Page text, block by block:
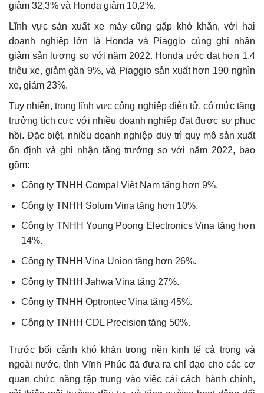
giảm 32,3% và Honda giảm 10,2%.
Lĩnh vực sản xuất xe máy cũng gặp khó khăn, với hai
doanh nghiệp lớn là Honda và Piaggio cùng ghi nhận
giảm sản lượng so với năm 2022. Honda ước đạt hơn 1,4
triệu xe, giảm gần 9%, và Piaggio sản xuất hơn 190 nghìn
xe, giảm 23%.
Tuy nhiên, trong lĩnh vực công nghiệp điện tử, có mức tăng
trưởng tích cực với nhiều doanh nghiệp đạt được sự phục
hồi. Đặc biệt, nhiều doanh nghiệp duy trì quy mô sản xuất
ổn định và ghi nhận tăng trưởng so với năm 2022, bao
gồm:
Công ty TNHH Compal Việt Nam tăng hơn 9%.
Công ty TNHH Solum Vina tăng hơn 10%.
Công ty TNHH Young Poong Electronics Vina tăng hơn
14%.
Công ty TNHH Vina Union tăng hơn 26%.
Công ty TNHH Jahwa Vina tăng 27%.
Công ty TNHH Optrontec Vina tăng 45%.
Công ty TNHH CDL Precision tăng 50%.
Trước bối cảnh khó khăn trong nền kinh tế cả trong và
ngoài nước, tỉnh Vĩnh Phúc đã đưa ra chỉ đạo cho các cơ
quan chức năng tập trung vào việc cải cách hành chính,